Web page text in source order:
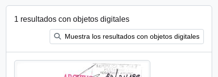
1 resultados con objetos digitales
Muestra los resultados con objetos digitales